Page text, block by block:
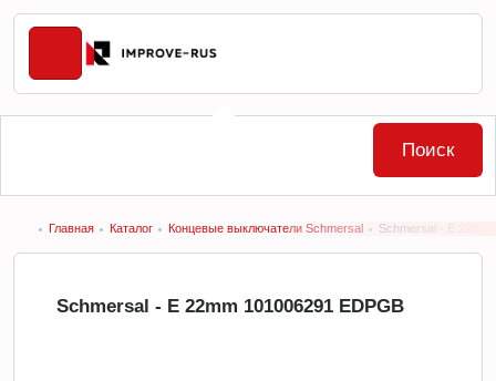
Главная Каталог Концевые выключатели Schmersal Schmersal - E 22mm
Schmersal - E 22mm 101006291 EDPGB
Поиск